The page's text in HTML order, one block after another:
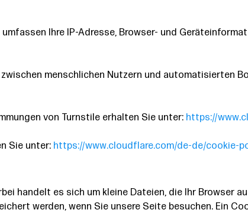
Ihre IP-Adresse, Browser- und
menschlichen Nutzern und automatisierten
von Turnstile erhalten Sie unter: https://
Sie unter: https://www.cloudflare.com/de-de/cookie-
handelt es sich um kleine Dateien, die Ihr Browser
werden, wenn Sie unsere Seite besuchen. Ein